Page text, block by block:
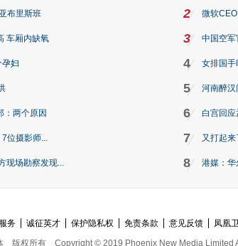
布里斯班
车厢内缺氧
妇
：两个原因
位摄影师...
现场勘察发现...
2 微软
3 中国空军
4 女排国手
5 河南醉汉
6 白宫回应
7 又打起来
8 港媒：华
务 诚征英才 保护隐私权 免责条款 意见反馈 凤凰
版权所有 Copyright © 2019 Phoenix New Media Limited